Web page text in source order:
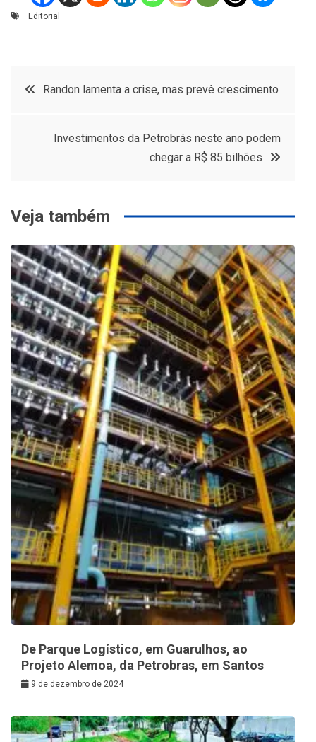
Editorial
Navegação
Randon lamenta a crise, mas prevê crescimento
Investimentos da Petrobrás neste ano podem
chegar a R$ 85 bilhões
Veja também
De Parque Logístico, em Guarulhos, ao
Projeto Alemoa, da Petrobras, em Santos
9 de dezembro de 2024